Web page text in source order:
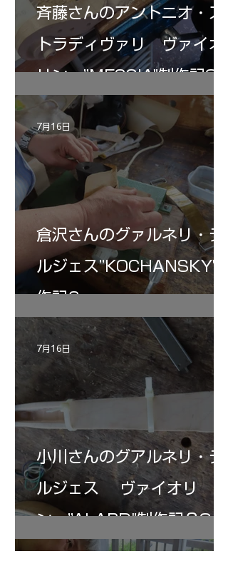
斉藤さんのアントニオ・ス
トラディヴァリ ヴァイオ
リン ”MESSIA"制作記32
倉沢さんのグァルネリ・デ
ルジェス”KOCHANSKY"制
作記6
7月16日
小川さんのグアルネリ・デ
ルジェス ヴァイオリ
ン ”ALARD"制作記３3
7月16日